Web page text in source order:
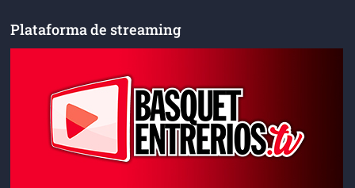
Plataforma de streaming